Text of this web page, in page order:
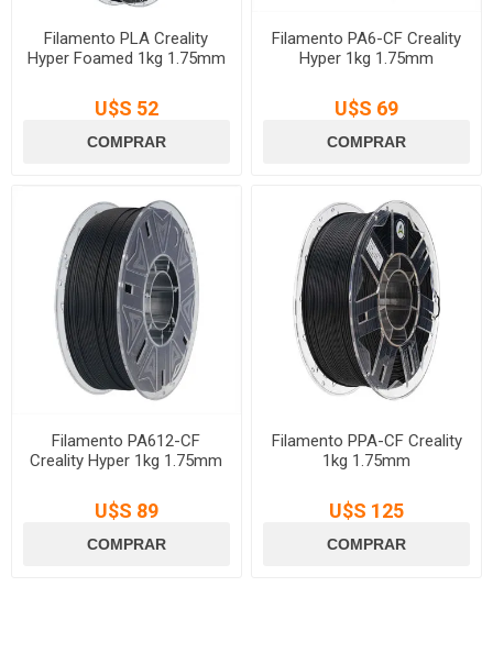
Filamento PLA Creality
Hyper Foamed 1kg 1.75mm
U$S 52
Filamento PA6-CF Creality
Hyper 1kg 1.75mm
U$S 69
Filamento PA612-CF
Creality Hyper 1kg 1.75mm
U$S 89
Filamento PPA-CF Creality
1kg 1.75mm
U$S 125